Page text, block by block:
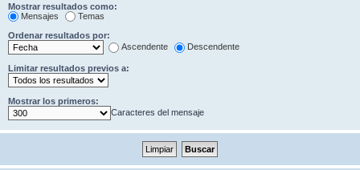
Mostrar resultados como:
Mensajes
Temas
Ordenar resultados por:
Ascendente
Descendente
Limitar resultados previos a:
Mostrar los primeros:
Caracteres del mensaje